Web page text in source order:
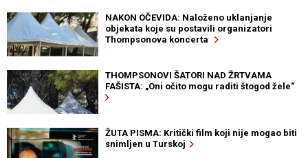
NAKON OČEVIDA: Naloženo uklanjanje
objekata koje su postavili organizatori
Thompsonova koncerta
THOMPSONOVI ŠATORI NAD ŽRTVAMA
FAŠISTA: „Oni očito mogu raditi štogod žele“
ŽUTA PISMA: Kritički film koji nije mogao biti
snimljen u Turskoj